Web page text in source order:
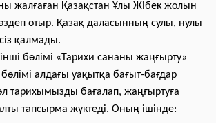
жалғаған Қазақстан Ұлы Жібек жолын
отыр. Қазақ даласынның сулы, нулы
қалмады.
бөлімі «Тарихи сананы жаңғырту»
алдағы уақытқа бағыт-бағдар
тарихымызды бағалап, жаңғыртуға
тапсырма жүктеді. Оның ішінде: